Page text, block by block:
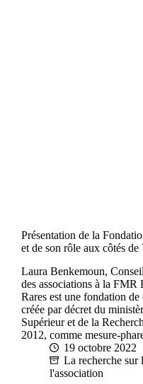
Présentation de la
et de son rôle aux côtés
Laura Benkemoun,
des associations à la
Rares est une fondation
créée par décret du
Supérieur et de la
2012, comme mesure-
19 octobre 2022
La recherche
l'association